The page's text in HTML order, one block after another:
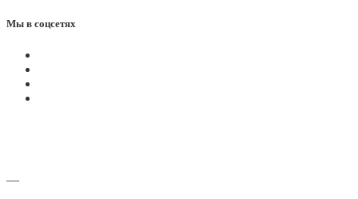
Мы в соцсетях
—